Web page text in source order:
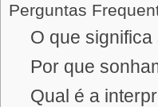
Perguntas
O que
Por que
Qual é a